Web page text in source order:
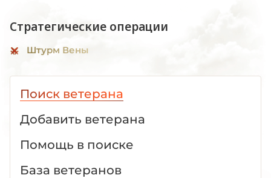
Стратегические операции
Штурм Вены
Поиск ветерана
Добавить ветерана
Помощь в поиске
База ветеранов